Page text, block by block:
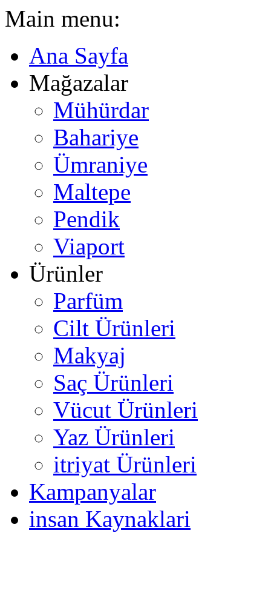
Main menu:
Ana Sayfa
Mağazalar
Mühürdar
Bahariye
Ümraniye
Maltepe
Pendik
Viaport
Ürünler
Parfüm
Cilt Ürünleri
Makyaj
Saç Ürünleri
Vücut Ürünleri
Yaz Ürünleri
itriyat Ürünleri
Kampanyalar
insan Kaynaklari